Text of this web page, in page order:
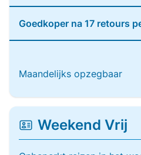
Goedkoper na 17 retours
Maandelijks opzegbaar
Weekend Vrij